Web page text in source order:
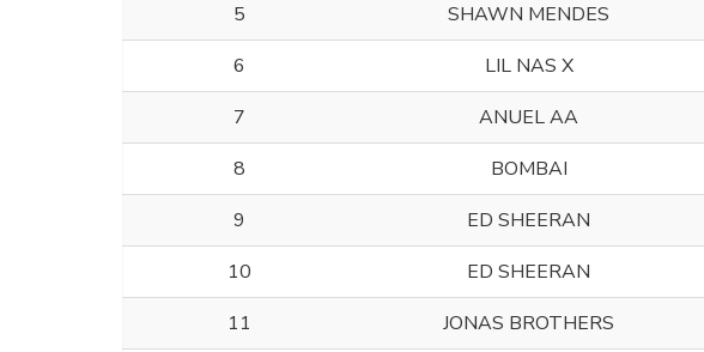
5
SHAWN MENDES
6
LIL NAS X
7
ANUEL AA
8
BOMBAI
9
ED SHEERAN
10
ED SHEERAN
11
JONAS BROTHERS